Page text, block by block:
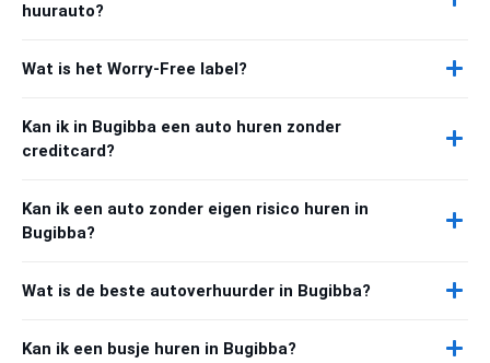
huurauto?
Wat is het Worry-Free label?
Kan ik in Bugibba een auto huren zonder
creditcard?
Kan ik een auto zonder eigen risico huren in
Bugibba?
Wat is de beste autoverhuurder in Bugibba?
Kan ik een busje huren in Bugibba?